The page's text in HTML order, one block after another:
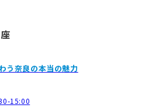
う奈良の本当の魅力
15:00